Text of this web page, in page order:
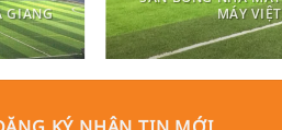
GIANG
MÁY